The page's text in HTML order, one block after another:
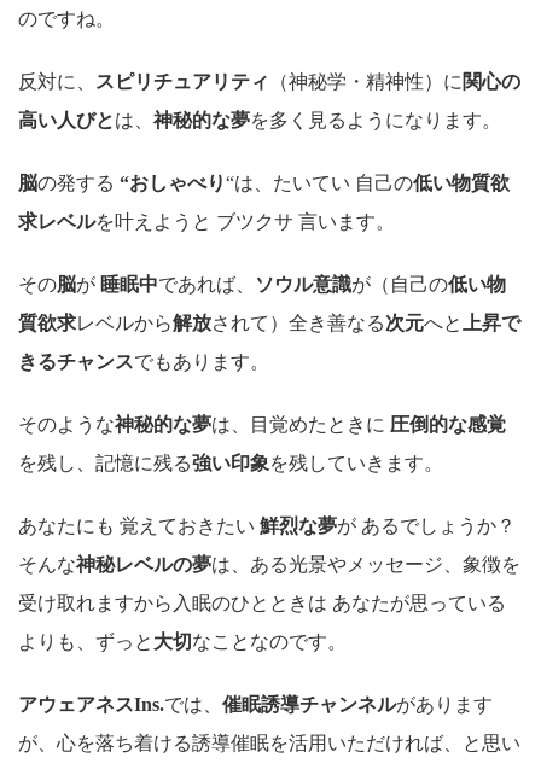
のですね。
反対に、 スピリチュアリティ （神秘学・精神性）に 関心の
高い人びとは、 神秘的な夢を多く見るようになります。
脳の発する “おしゃべり“は、たいてい 自己の低い物質欲
求レベルを叶えようと ブツクサ 言います。
その脳が 睡眠中であれば、 ソウル意識が（自己の低い物
質欲求レベルから解放されて）全き善なる次元へと
上昇で
きるチャンスでもあります。
そのような神秘的な夢は、目覚めたときに 圧倒的な感覚
を残し、記憶に残る強い印象を残していきます。
あなたにも 覚えておきたい 鮮烈な夢が あるでしょうか？
そんな神秘レベルの夢は、ある光景やメッセージ、象徴を
受け取れますから入眠のひとときは あなたが思っている
よりも、ずっと 大切 なことなのです。
アウェアネスIns.では、 催眠誘導チャンネルがあります
が、心を落ち着ける誘導催眠を活用いただければ、と思い